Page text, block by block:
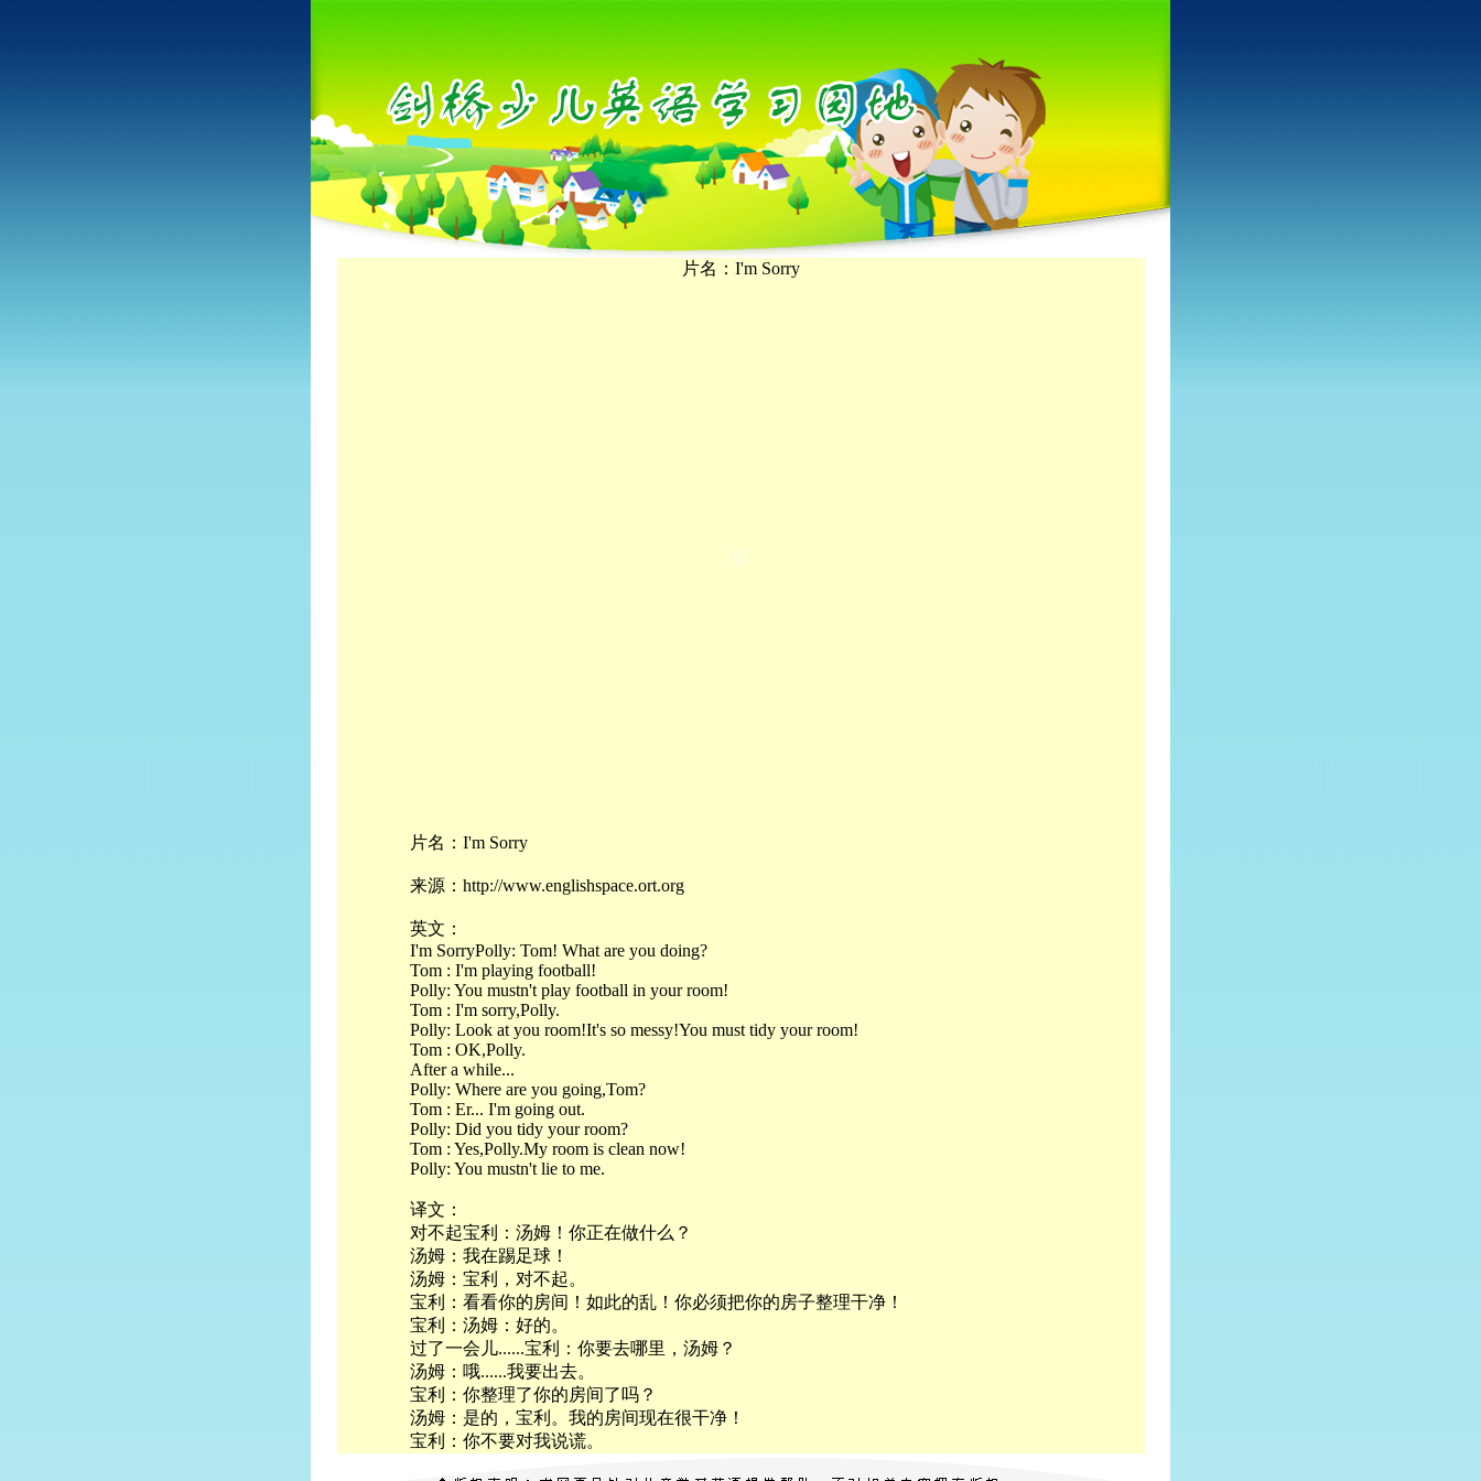
片名：I'm Sorry
片名：I'm Sorry
来源：http://www.englishspace.ort.org
英文：
I'm SorryPolly: Tom! What are you doing?
Tom : I'm playing football!
Polly: You mustn't play football in your room!
Tom : I'm sorry,Polly.
Polly: Look at you room!It's so messy!You must tidy your room!
Tom : OK,Polly.
After a while...
Polly: Where are you going,Tom?
Tom : Er... I'm going out.
Polly: Did you tidy your room?
Tom : Yes,Polly.My room is clean now!
Polly: You mustn't lie to me.
译文：
对不起宝利：汤姆！你正在做什么？
汤姆：我在踢足球！
汤姆：宝利，对不起。
宝利：看看你的房间！如此的乱！你必须把你的房子整理干净！
宝利：汤姆：好的。
过了一会儿......宝利：你要去哪里，汤姆？
汤姆：哦......我要出去。
宝利：你整理了你的房间了吗？
汤姆：是的，宝利。我的房间现在很干净！
宝利：你不要对我说谎。